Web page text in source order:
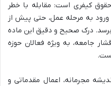
کیفری است: مقابله با خطر
ورود به مرحله عمل، حتی پیش از
درک صحیح و دقیق این ماده
جامعه، به ویژه فعالان حوزه
مجرمانه، اعمال مقدماتی و